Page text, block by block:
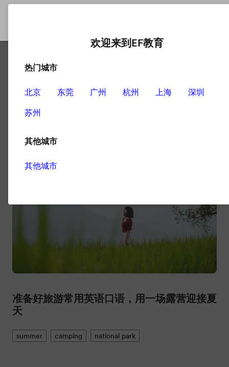
National Park
准备好旅游常用英语口语，用一场露营迎接夏
天
summer camping national park
欢迎来到EF教育
热门城市
北京 东莞 广州 杭州 上海
深圳
苏州
其他城市
其他城市